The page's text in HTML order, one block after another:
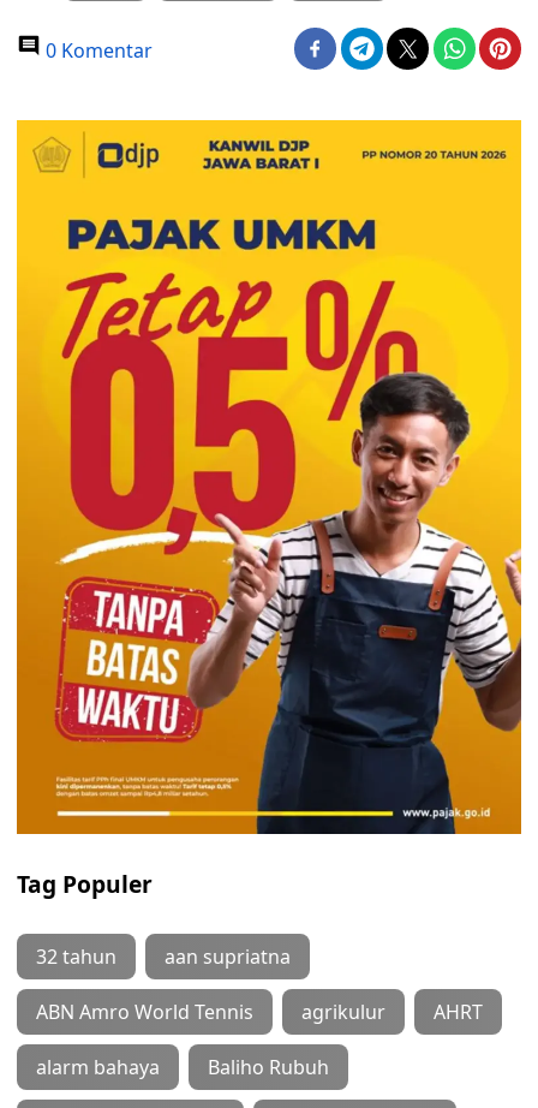
0 Komentar
Tag Populer
32 tahun aan supriatna
ABN Amro World Tennis agrikulur AHRT
alarm bahaya Baliho Rubuh